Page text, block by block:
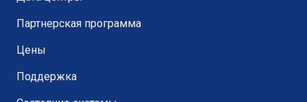
Партнерская программа
Цены
Поддержка